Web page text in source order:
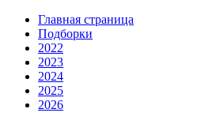
Глав­ная стра­ни­ца
Подборки
2022
2023
2024
2025
2026